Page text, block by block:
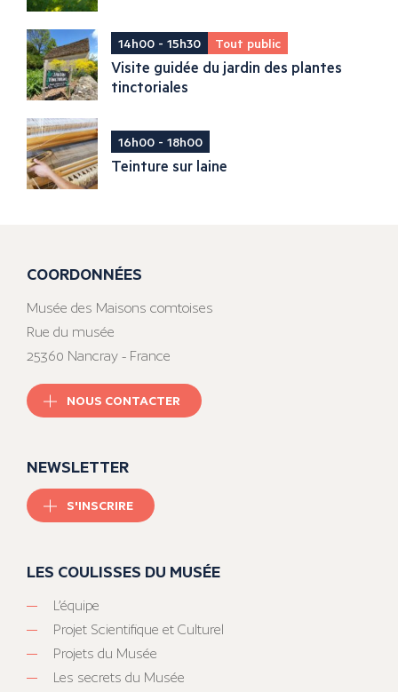
14h00 - 15h30 Tout public
Visite guidée du jardin des plantes
tinctoriales
16h00 - 18h00
Teinture sur laine
COORDONNÉES
Musée des Maisons comtoises
Rue du musée
25360 Nancray - France
NOUS CONTACTER
NEWSLETTER
S'INSCRIRE
LES COULISSES DU MUSÉE
L’équipe
Projet Scientifique et Culturel
Projets du Musée
Les secrets du Musée